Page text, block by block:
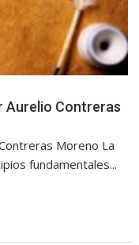
Aurelio Contreras
Moreno La
fundamentales...